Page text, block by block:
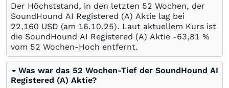
Der Höchststand, in den letzten 52 Wochen, der
SoundHound AI Registered (A) Aktie lag bei
22,160 USD (am 16.10.25). Laut aktuellem Kurs ist
die SoundHound AI Registered (A) Aktie -63,81 %
vom 52 Wochen-Hoch entfernt.
Was war das 52 Wochen-Tief der SoundHound AI
Registered (A) Aktie?